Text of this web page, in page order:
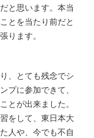
と思います。本当
とを当たり前だと
ります。
、とても残念でシ
プに参加できて、
とが出来ました。
をして、東日本大
人や、今でも不自